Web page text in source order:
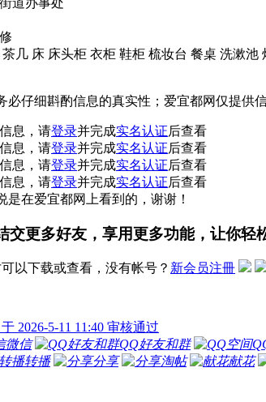
几 床 床头柜 衣柜 鞋柜 梳妆台 餐桌 洗漱
必仔细斟酌信息的真实性；爱宜都网仅提供
息，请登录并完成实名认证后查看
息，请登录并完成实名认证后查看
息，请登录并完成实名认证后查看
息，请登录并完成实名认证后查看
是在爱宜都网上看到的，谢谢！
交更多好友，享用更多功能，让你轻
以下载或查看，没有帐号？ 新会员注冊
2026-5-11 11:40 审核通过
微信 QQ好友和群
转播 分享 淘帖 献花